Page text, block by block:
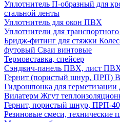
Уплотнитель П-образный для
стальной ленты
Уплотнитель для окон ПВХ
Уплотнители для
Бридж-фитинг для стяжки
футовый Сваи винтовые
Термовставка, спейсер
Сэндвич-панель ПВХ, лист
Гернит (пористый шнур, ПРП)
Гидрошпонка для
Вилатерм Жгут
Гернит, пористый шнур, ПРП-
Резиновые смеси, технические